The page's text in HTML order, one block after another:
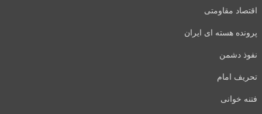
اقتصاد مقاومتی
پرونده هسته ای ایران
نفوذ دشمن
تحریف امام
فتنه خوانی